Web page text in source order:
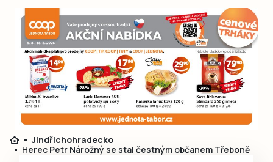
Obnovit heslo
Přihlásit se
Přihlásit se přes Facebook
Ještě nemám účet, chci seRegistrovat
Inspirace
Čtenáři píší
Speciální přílohy
Inzerce
Jindřichohradecko
Herec Petr Nárožný se stal čestným občanem Třeboně